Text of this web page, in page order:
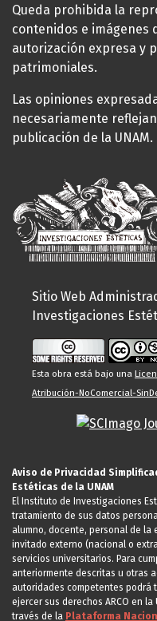
Queda prohibida la
contenidos e imágenes
autorización expresa y
patrimoniales.
Las opiniones
necesariamente
publicación de la UNAM.
Sitio Web
Investigaciones
Esta obra está bajo una
Atribución-NoComercial-
Aviso de Privacidad
Estéticas de la UNAM
El Instituto de Investigaciones
tratamiento de sus datos
alumno, docente, personal de la
invitado externo (nacional o
servicios universitarios. Para
anteriormente descritas u otras
autoridades competentes podrá
ejercer sus derechos ARCO en
través de la Plataforma